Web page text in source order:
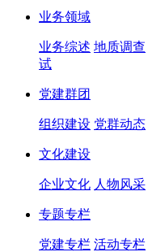
业务领域
业务综述 地质调查
试
党建群团
组织建设 党群动态
文化建设
企业文化 人物风采
专题专栏
党建专栏 活动专栏